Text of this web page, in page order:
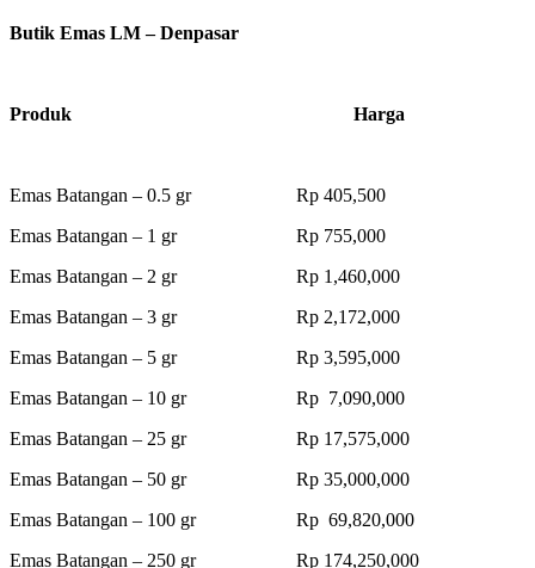
Butik Emas LM – Denpasar
Produk Harga
Emas Batangan – 0.5 gr Rp 405,500
Emas Batangan – 1 gr Rp 755,000
Emas Batangan – 2 gr Rp 1,460,000
Emas Batangan – 3 gr Rp 2,172,000
Emas Batangan – 5 gr Rp 3,595,000
Emas Batangan – 10 gr Rp 7,090,000
Emas Batangan – 25 gr Rp 17,575,000
Emas Batangan – 50 gr Rp 35,000,000
Emas Batangan – 100 gr Rp 69,820,000
Emas Batangan – 250 gr Rp 174,250,000